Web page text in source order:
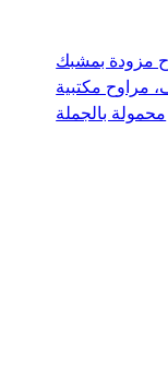
بمشبك
مكتبية
بالجملة